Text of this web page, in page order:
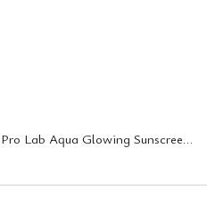
Сонцезахисний крем Dr.Althea Pro Lab Aqua Glowing Sunscreen зволожувальний Spf 50+ 45 мл (255989)